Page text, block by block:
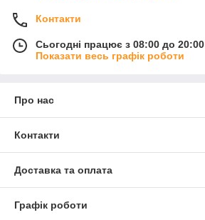
Контакти
Сьогодні працює з 08:00 до 20:00
Показати весь графік роботи
Про нас
Контакти
Доставка та оплата
Графік роботи